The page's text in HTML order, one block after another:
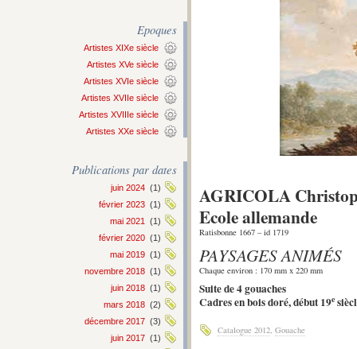
Epoques
Artistes XIXe siècle
Artistes XVe siècle
Artistes XVIe siècle
Artistes XVIIe siècle
Artistes XVIIIe siècle
Artistes XXe siècle
Publications par dates
juin 2024 (1)
février 2023 (1)
mai 2021
(1)
février 2020 (1)
mai 2019 (1)
novembre 2018 (1)
juin 2018 (1)
mars 2018 (2)
décembre 2017 (3)
juin 2017 (1)
AGRICOLA
Ecole allemande
Ratisbonne 1667 – id 1719
PAYSAGES ANIMÉS
Chaque environ : 170 mm x 220 mm
Suite de 4 gouaches
Cadres en bois doré, début 19e
Catalogue 2012 Gouache